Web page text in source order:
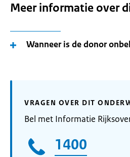
Meer informatie over
Wanneer is de donor
VRAGEN OVER DIT
Bel met Informatie
1400